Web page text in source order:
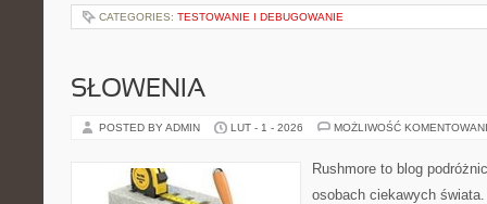
CATEGORIES: TESTOWANIE I DEBUGOWANIE
SŁOWENIA
POSTED BY ADMIN LUT - 1 - 2026 MOŻLIWOŚĆ
Rushmore to blog
osobach ciekawych